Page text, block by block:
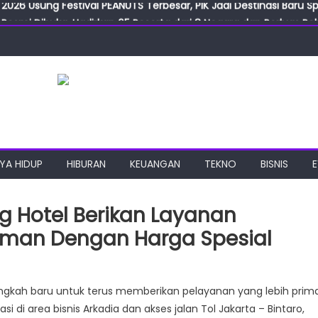
Dibuka, Hadirkan 65 Peserta dari 8 Negara dan Perluas
Expo 2026 Resmi Digelar, Tampilkan Teknologi Medis dan
Gulirkan Program Jumat Berkah, Wujud Nyata Kepedulian
Usung Festival PEANUTS Terbesar, PIK Jadi Destinasi Baru
HIDUP HIBURAN KEUANGAN TEKNO BISNIS
Hotel Berikan Layanan
Dengan Harga Spesial
baru untuk terus memberikan pelayanan yang lebih
di area bisnis Arkadia dan akses jalan Tol Jakarta – Bintaro,